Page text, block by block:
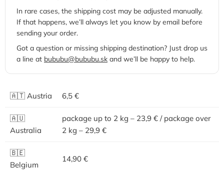
In rare cases, the shipping cost may be adjusted manually.
If that happens, we’ll always let you know by email before
sending your order.
Got a question or missing shipping destination? Just drop us
a line at bububu@bububu.sk and we’ll be happy to help.
🇦🇹 Austria 6,5 €
🇦🇺
Australia
package up to 2 kg – 23,9 € / package over
2 kg – 29,9 €
🇧🇪
Belgium
14,90 €